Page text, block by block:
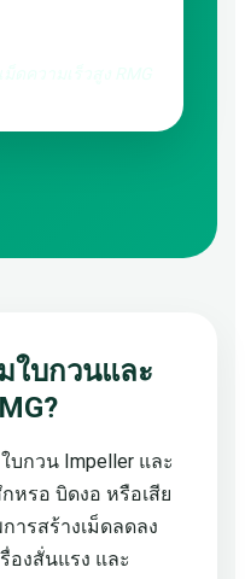
ใบกวนและ
บกวน Impeller และ
หรอ บิดงอ หรือเสีย
ารสร้างเม็ดลดลง
องสั่นแรง และ